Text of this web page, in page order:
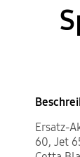
Ersatz-
60, Jet